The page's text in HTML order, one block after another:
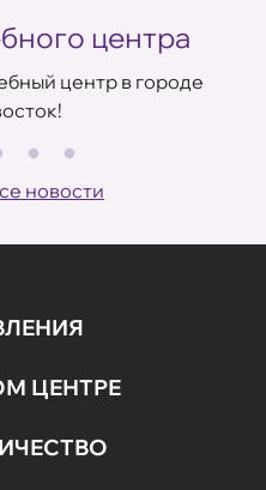
центра
центр в городе
новости
ЦЕНТРЕ